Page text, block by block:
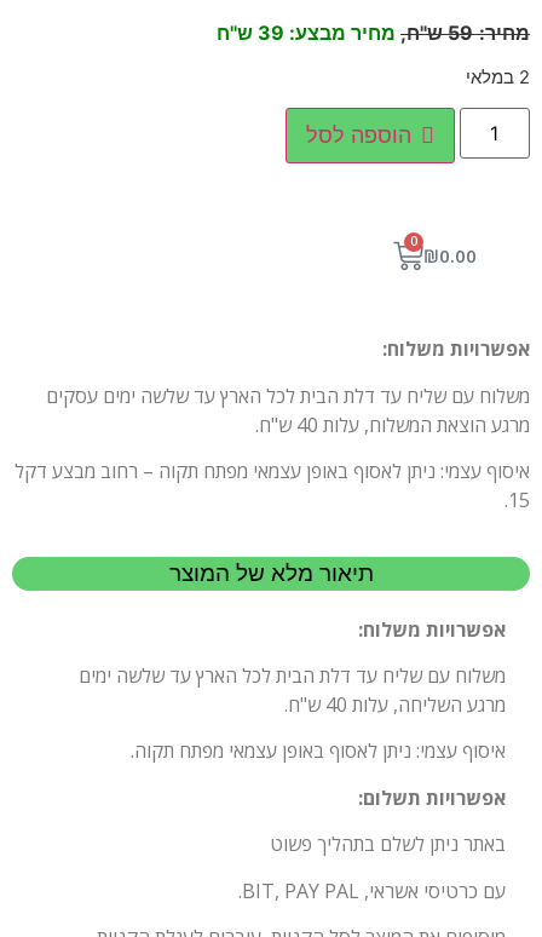
מחיר:
59 ש"ח, מחיר מבצע: 39 ש"ח
2 במלאי
הוספה לסל
₪0.00
0
אפשרויות משלוח:
משלוח עם שליח עד דלת הבית לכל הארץ עד שלשה ימים עסקים
מרגע הוצאת המשלוח, עלות 40 ש"ח.
איסוף עצמי: ניתן לאסוף באופן עצמאי מפתח תקוה – רחוב מבצע דקל
15.
תיאור מלא של המוצר
אפשרויות משלוח:
משלוח עם שליח עד דלת הבית לכל הארץ עד שלשה ימים
מרגע השליחה, עלות 40 ש"ח.
איסוף עצמי: ניתן לאסוף באופן עצמאי מפתח תקוה.
אפשרויות תשלום:
באתר ניתן לשלם בתהליך פשוט
עם כרטיסי אשראי, BIT, PAY PAL.